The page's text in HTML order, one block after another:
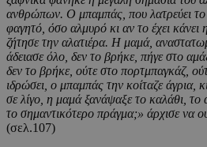
ανθρώπων. Ο μπαμπάς, που λατρεύει το
φαγητό, όσο αλμυρό κι αν το έχει κάνει
ζήτησε την αλατιέρα. Η μαμά,
άδειασε όλο, δεν το βρήκε, πήγε στο
δεν το βρήκε, ούτε στο πορτμπαγκάζ,
ιδρώσει, ο μπαμπάς την κοίταζε άγρια,
σε λίγο, η μαμά ξανάψαξε το καλάθι, το
το σημαντικότερο πράγμα;» άρχισε να
(σελ.107)